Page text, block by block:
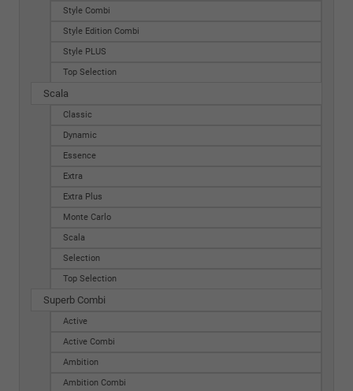
Style Combi
Style Edition Combi
Style PLUS
Top Selection
Scala
Classic
Dynamic
Essence
Extra
Extra Plus
Monte Carlo
Scala
Selection
Top Selection
Superb Combi
Active
Active Combi
Ambition
Ambition Combi